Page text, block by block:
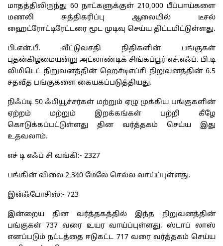
மாதத்திலிருந்து 60 நாட்களுக்குள் 210,000 பீப்பாய்களை
மணலி சுத்திகரிப்பு ஆலையில் டீசல்
ஹைட்ரோட்டிரேட்டரை மூட முடிவு செய்ய திட்டமிட்டுள்ளது.
பி.என்.பீ. வீட்டுவசதி நிதிகளின் பங்குகள்
புதன்கிழமையன்று அட்லாண்டிக் சிங்கப்பூர் எச்.எஃப். பி.டி
லிமிடெட் நிறுவனத்தின் ஹெச்டிஎப்சி நிறுவனத்தின் 6.5
சதவீத பங்குகளை கையகப்படுத்தியது.
நிஃப்டி 50 ஃபியூச்சர்கள் மற்றும் ஏழு முக்கிய பங்குகளின்
ஏற்றம் மற்றும் இறக்கங்கள் பற்றி கீழே
கொடுக்கப்பட்டுள்ளது தின வர்த்தகம் செய்ய இது
உதவலாம்.
எச் டி எஃப் சி வங்கி:- 2327
பங்கின் விலை 2,340 மேலே செல்ல வாய்ப்புள்ளது.
இன்ஃபோசிஸ்:- 723
இன்றைய தின வர்த்தகத்தில் இந்த நிறுவனத்தின்
பங்குகள் 737 வரை உயர வாய்ப்புள்ளது. ஸ்டாப் லாஸ்
எனப்படும் நட்டத்தை ஈடுகட்ட 717 வரை வர்த்தகம் செய்ய